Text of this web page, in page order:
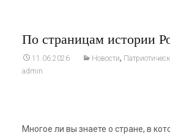
По страницам истории
11.06.2026 Новости,
admin
Многое ли вы знаете о стране, в